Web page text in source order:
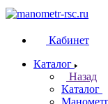
Кабинет
Каталог
Назад
Каталог